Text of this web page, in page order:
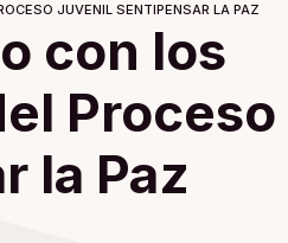
JUVENIL SENTIPENSAR LA PAZ
con los
Proceso
la Paz